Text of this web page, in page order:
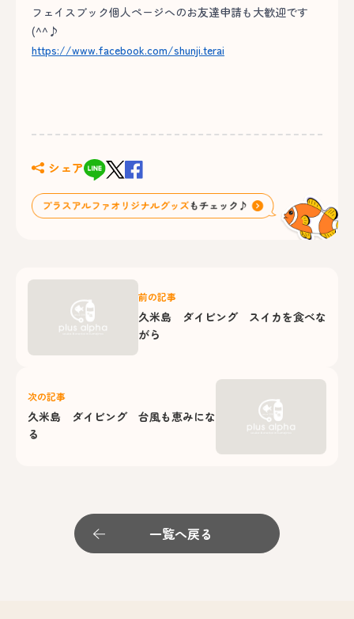
フェイスブック個人ページへのお友達申請も大歓迎です
(^^♪
https://www.facebook.com/shunji.terai
シェア
前の記事
久米島 ダイビング スイカを食べな
がら
次の記事
久米島 ダイビング 台風も恵みにな
る
一覧へ戻る